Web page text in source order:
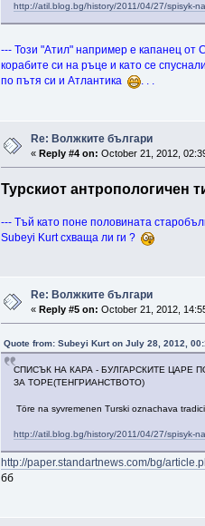
http://atil.blog.bg/history/2011/04/27/spisyk-
--- Този "Атил" например е капанец от
корабите си на ръце и като се
по пътя си и Атлантика
. . .
Re: Волжките българи
« Reply #4 on: October 21, 2012,
Турскиот антропологичен
--- Тъй като поне половината
Subeyi Kurt схваща ли ги ?
Re: Волжките българи
« Reply #5 on: October 21, 2012,
Quote from: Subeyi Kurt on July 28, 2012,
СПИСЪК НА КАРА - БУЛГАРСКИТЕ ЦАРЕ
ЗА ТОРЕ(ТЕНГРИАНСТВОТО)
Töre na syvremenen Turski oznachava
http://atil.blog.bg/history/2011/04/27/spisyk-
http://paper.standartnews.com/bg/
бб